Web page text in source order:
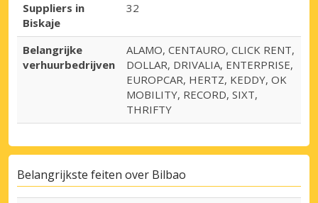
Suppliers in
Biskaje
32
Belangrijke
verhuurbedrijven
ALAMO, CENTAURO, CLICK RENT,
DOLLAR, DRIVALIA, ENTERPRISE,
EUROPCAR, HERTZ, KEDDY, OK
MOBILITY, RECORD, SIXT,
THRIFTY
Belangrijkste feiten over Bilbao